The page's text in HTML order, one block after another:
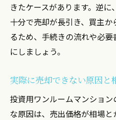
きたケースがあります。逆
十分で売却が長引き、買主
るため、手続きの流れや必
にしましょう。
実際に売却できない原因と
投資用ワンルームマンショ
な原因は、売出価格が相場